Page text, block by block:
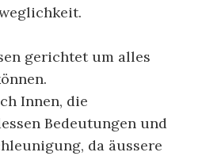
gerichtet um alles
Innen, die
Bedeutungen und
da äussere